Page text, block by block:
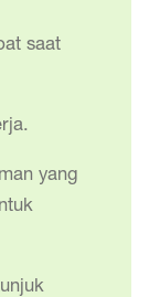
saat
yang